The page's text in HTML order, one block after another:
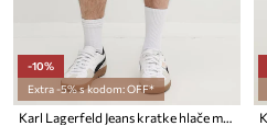
-10%
Extra -5% s kodom: OFF*
Karl Lagerfeld Jeans kratke hlače muške traper